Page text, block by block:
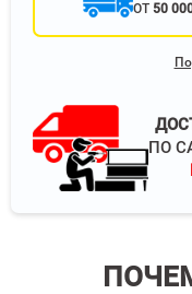
ОТ 50
ПО